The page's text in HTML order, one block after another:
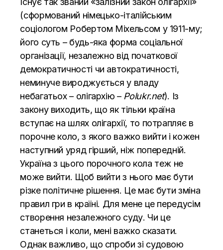
(сформований німецько-італійським
соціологом Робертом Міхельсом у 1911-му;
його суть – будь-яка форма соціальної
організації, незалежно від початкової
демократичності чи автократичності,
неминуче вироджується у владу
небагатьох – олігархію – Polukr.net). Із
закону виходить, що як тільки країна
вступає на шлях олігархії, то потрапляє в
порочне коло, з якого важко вийти і кожен
наступний уряд гірший, ніж попередній.
Україна з цього порочного кола теж не
може вийти. Щоб вийти з нього має бути
різке політичне рішення. Це має бути зміна
правил гри в країні. Для мене це передусім
створення незалежного суду. Чи це
станеться і коли, мені важко сказати.
Однак важливо, що спроби зі судовою